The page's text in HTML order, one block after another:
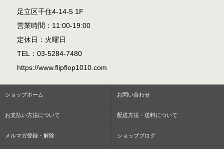
足立区千住4-14-5 1F
営業時間：11:00-19:00
定休日：火曜日
TEL：03-5284-7480
https://www.flipflop1010.com
ショップホーム お問い合わせ
お支払い方法について 配送方法・送料について
メルマガ登録・解除 ショップブログ